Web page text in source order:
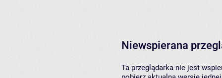
Niewspierana
Ta przeglądarka nie jest